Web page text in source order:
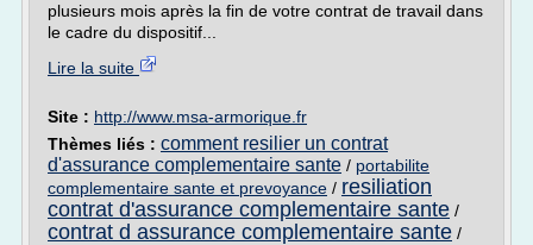
plusieurs mois après la fin de votre contrat de travail dans
le cadre du dispositif...
Lire la suite
Site : http://www.msa-armorique.fr
Thèmes liés : comment resilier un contrat
d'assurance complementaire sante / portabilite
complementaire sante et prevoyance / resiliation
contrat d'assurance complementaire sante /
contrat d assurance complementaire sante /